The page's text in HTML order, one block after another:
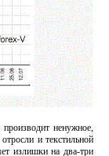
ненужное,
и текстильной
излишки на два-три